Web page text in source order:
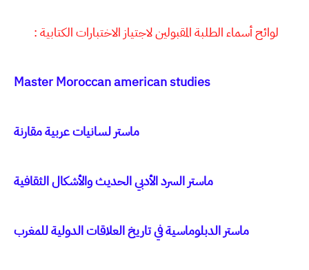
لوائح أسماء الطلبة المقبولين لاجتياز الاختبارات الكتابية :
Master Moroccan american studies
ماستر لسانيات عربية مقارنة
ماستر السرد الأدبي الحديث والأشكال الثقافية
ماستر الدبلوماسية في تاريخ العلاقات الدولية للمغرب